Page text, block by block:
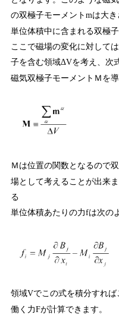
の双極子モーメント mは大き
単位体積中に含まれる双極
ここで磁場の変化に対して
子を含む領域ΔVを考え、次
磁気双極子モーメント Ｍ を
Ｍ は位置の関数となるので
場として考えることが出来
る
単位体積あたりの力fは次の
領域Vでこの式を積分すれ
働く力Fが計算できます。